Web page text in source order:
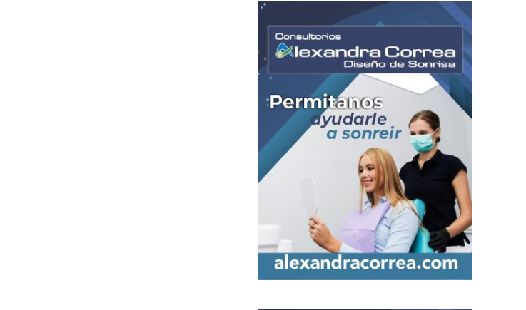
el turismo responsable y sostenible con actividades en Bogotá y Guasca